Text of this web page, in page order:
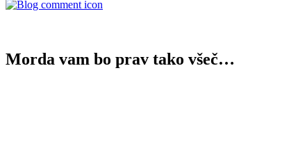
Morda vam bo prav tako všeč…